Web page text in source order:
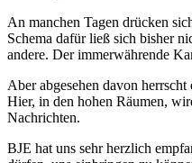
An manchen Tagen drücken
Schema dafür ließ sich bisher
andere. Der immerwährende
Aber abgesehen davon
Hier, in den hohen Räumen,
Nachrichten.
BJE hat uns sehr herzlich